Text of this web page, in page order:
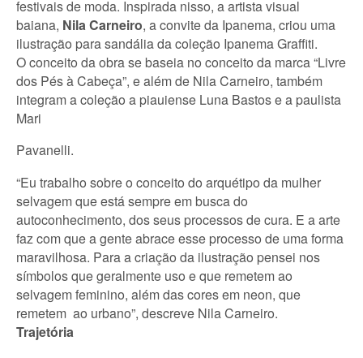
festivais de moda. Inspirada nisso, a artista visual
baiana, Nila Carneiro, a convite da Ipanema, criou uma
ilustração para sandália da coleção Ipanema Graffiti.
O conceito da obra se baseia no conceito da marca “Livre
dos Pés à Cabeça”, e além de Nila Carneiro, também
integram a coleção a piauiense Luna Bastos e a paulista
Mari
Pavanelli.
“Eu trabalho sobre o conceito do arquétipo da mulher
selvagem que está sempre em busca do
autoconhecimento, dos seus processos de cura. E a arte
faz com que a gente abrace esse processo de uma forma
maravilhosa. Para a criação da ilustração pensei nos
símbolos que geralmente uso e que remetem ao
selvagem feminino, além das cores em neon, que
remetem ao urbano”, descreve Nila Carneiro.
Trajetória